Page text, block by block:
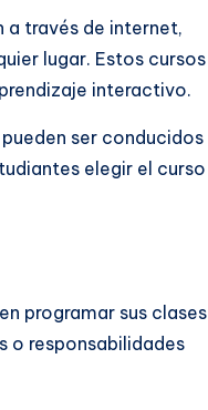
a través de internet,
lugar. Estos cursos
interactivo.
ser conducidos
elegir el curso
programar sus clases
o responsabilidades